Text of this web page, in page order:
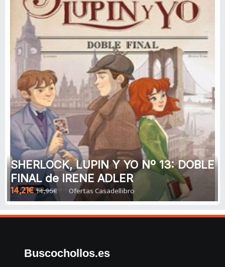
SHERLOCK, LUPIN Y YO Nº 13: DOBLE
FINAL de IRENE ADLER
14,21€ 14,96€ Ofertas Casadellibro
Buscochollos.es